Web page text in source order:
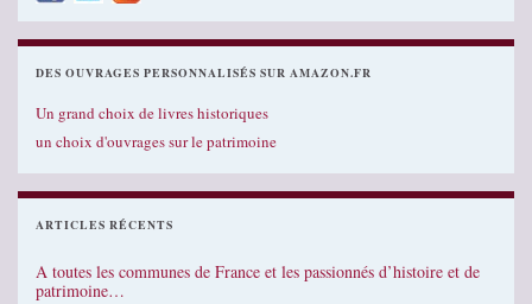
DES OUVRAGES PERSONNALISÉS SUR AMAZON.FR
Un grand choix de livres historiques
un choix d'ouvrages sur le patrimoine
ARTICLES RÉCENTS
A toutes les communes de France et les passionnés d’histoire et de
patrimoine…